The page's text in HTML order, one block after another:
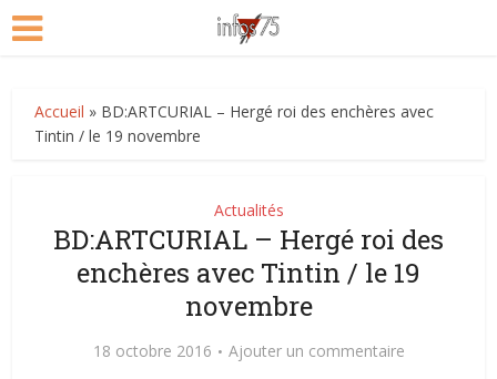
Accueil » BD:ARTCURIAL – Hergé roi des enchères avec
Tintin / le 19 novembre
Actualités
BD:ARTCURIAL – Hergé roi des
enchères avec Tintin / le 19
novembre
18 octobre 2016 Ajouter un commentaire